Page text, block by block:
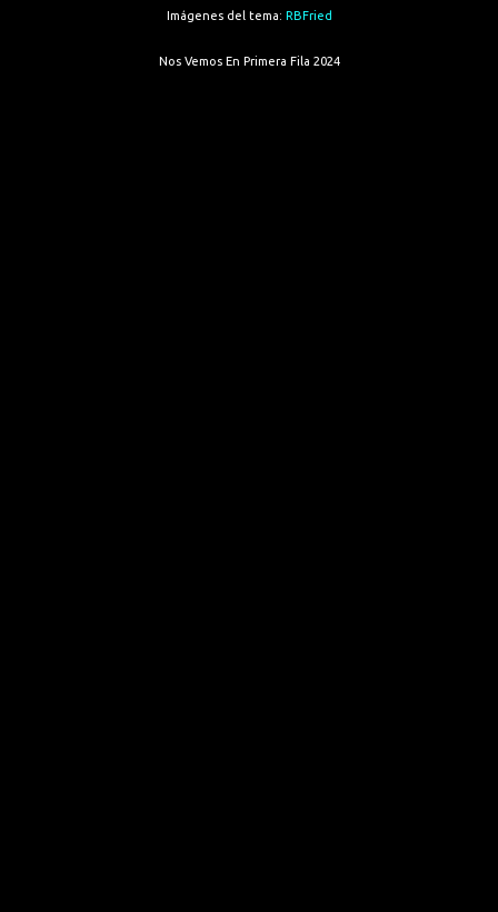
Imágenes del tema: RBFried
Nos Vemos En Primera Fila 2024